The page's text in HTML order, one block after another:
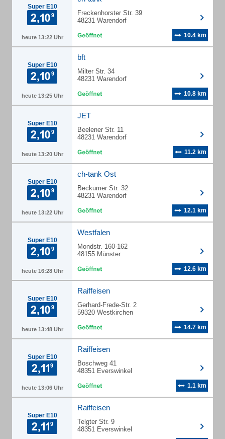
Super E10
heute 13:22 Uhr
Freckenhorster Str. 39
48231 Warendorf
10.4 km
Super E10
heute 13:25 Uhr
bft
Milter Str. 34
48231 Warendorf
10.8 km
Super E10
heute 13:20 Uhr
JET
Beelener Str. 11
48231 Warendorf
11.2 km
Super E10
heute 13:22 Uhr
ch-tank Ost
Beckumer Str. 32
48231 Warendorf
12.1 km
Super E10
heute 16:28 Uhr
Westfalen
Mondstr. 160-162
48155 Münster
12.6 km
Super E10
heute 13:48 Uhr
Raiffeisen
Gerhard-Frede-Str. 2
59320 Westkirchen
14.7 km
Super E10
heute 13:06 Uhr
Raiffeisen
Boschweg 41
48351 Everswinkel
1.1 km
Super E10
Raiffeisen
Telgter Str. 9
48351 Everswinkel